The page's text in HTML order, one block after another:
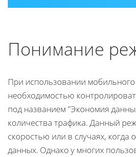
Понимание
При использовании мобильного
необходимостью
под названием "Экономия
количества трафика. Данный
скоростью или в случаях,
данных. Однако у многих